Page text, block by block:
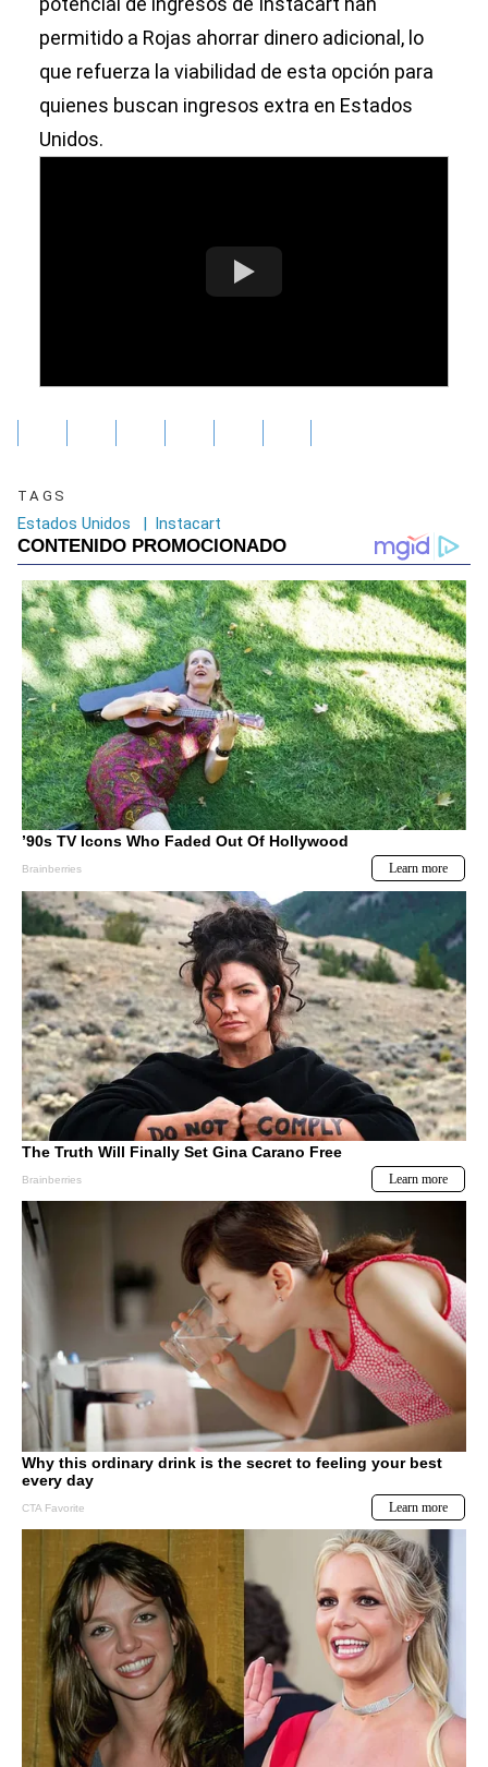
permitido a Rojas ahorrar dinero adicional, lo
que refuerza la viabilidad de esta opción para
quienes buscan ingresos extra en Estados
Unidos.
TAGS
Estados Unidos | Instacart